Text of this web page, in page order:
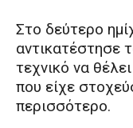
Στο δεύτερο
αντικατέστησε
τεχνικό να
που είχε
περισσότερο.